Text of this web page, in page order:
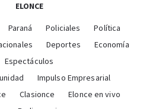
ELONCE
Paraná Policiales
Política
Deportes
Economía
Espectáculos
Impulso Empresarial
Clasionce
Elonce en vivo